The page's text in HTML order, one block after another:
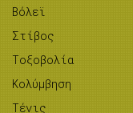
Βόλεϊ
Στίβος
Tοξοβολία
Κολύμβηση
Τένις